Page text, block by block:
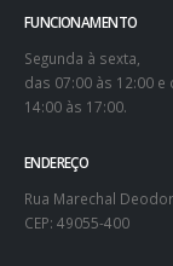
FUNCIONAMENTO
Segunda à sexta,
das 07:00 às 12:00 e
14:00 às 17:00.
ENDEREÇO
Rua Marechal
CEP: 49055-400